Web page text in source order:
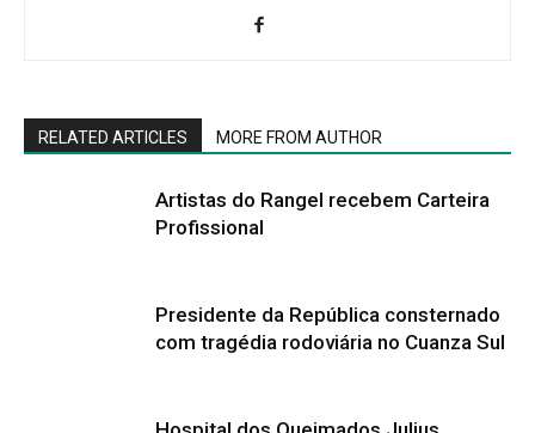
RELATED ARTICLES MORE FROM AUTHOR
Artistas do Rangel recebem Carteira
Profissional
Presidente da República consternado
com tragédia rodoviária no Cuanza Sul